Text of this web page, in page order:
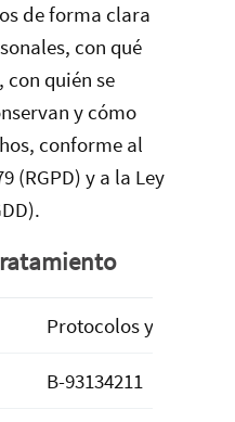
de forma clara
con qué
quién se
y cómo
conforme al
(RGPD) y a la Ley
Protocolos y
B-93134211